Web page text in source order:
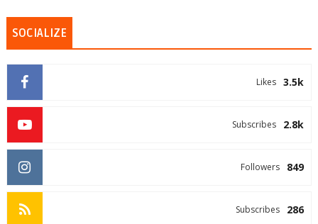
SOCIALIZE
3.5k
Likes
2.8k
Subscribes
849
Followers
286
Subscribes